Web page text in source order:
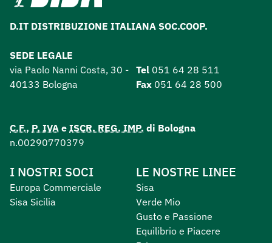
D.IT DISTRIBUZIONE ITALIANA SOC.COOP.
SEDE LEGALE
via Paolo Nanni Costa, 30 -
40133 Bologna
Tel 051 64 28 511
Fax 051 64 28 500
C.F., P. IVA e ISCR. REG. IMP. di Bologna
n.00290770379
I NOSTRI SOCI
Europa Commerciale
Sisa Sicilia
LE NOSTRE LINEE
Sisa
Verde Mio
Gusto e Passione
Equilibrio e Piacere